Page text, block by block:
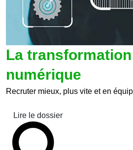
La transformation
numérique
Recruter mieux, plus vite et en
Lire le dossier